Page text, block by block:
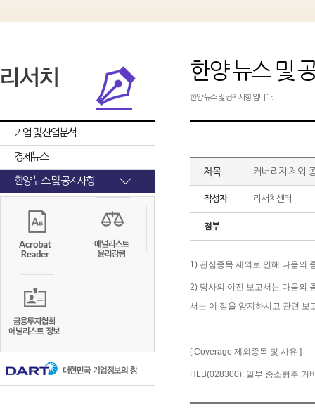
기업 및 산업분석
경제뉴스
한양 뉴스 및 공지사항
한양 뉴스 및
한양 뉴스 및 공지사항 입니다.
제목 커버리지 제외
작성자 리서치센터
첨부
1) 관심종목 제외로 인해 다음의
2) 당사의 이전 보고서는 다음의
서는 이 점을 양지하시고 관련 보
[ Coverage 제외종목 및 사유 ]
HLB(028300): 일부 중소형주 커